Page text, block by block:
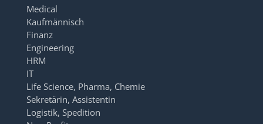
Medical
Kaufmännisch
Finanz
Engineering
HRM
IT
Life Science, Pharma, Chemie
Sekretärin, Assistentin
Logistik, Spedition